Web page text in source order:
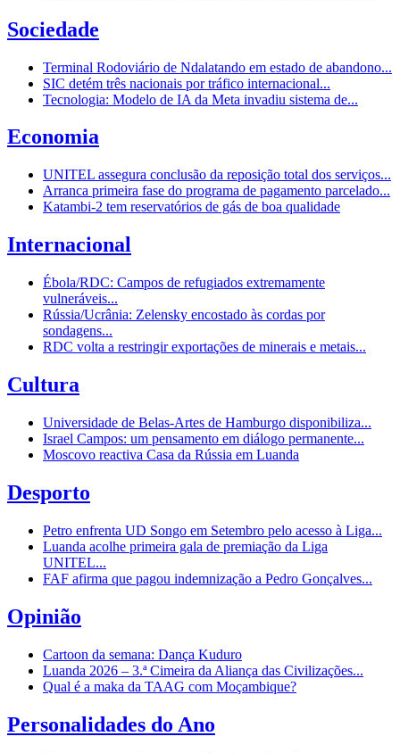
Sociedade
Terminal Rodoviário de Ndalatando em estado de abandono...
SIC detém três nacionais por tráfico internacional...
Tecnologia: Modelo de IA da Meta invadiu sistema de...
Economia
UNITEL assegura conclusão da reposição total dos serviços...
Arranca primeira fase do programa de pagamento parcelado...
Katambi-2 tem reservatórios de gás de boa qualidade
Internacional
Ébola/RDC: Campos de refugiados extremamente
vulneráveis...
Rússia/Ucrânia: Zelensky encostado às cordas por
sondagens...
RDC volta a restringir exportações de minerais e metais...
Cultura
Universidade de Belas-Artes de Hamburgo disponibiliza...
Israel Campos: um pensamento em diálogo permanente...
Moscovo reactiva Casa da Rússia em Luanda
Desporto
Petro enfrenta UD Songo em Setembro pelo acesso à Liga...
Luanda acolhe primeira gala de premiação da Liga
UNITEL...
FAF afirma que pagou indemnização a Pedro Gonçalves...
Opinião
Cartoon da semana: Dança Kuduro
Luanda 2026 – 3.ª Cimeira da Aliança das Civilizações...
Qual é a maka da TAAG com Moçambique?
Personalidades do Ano